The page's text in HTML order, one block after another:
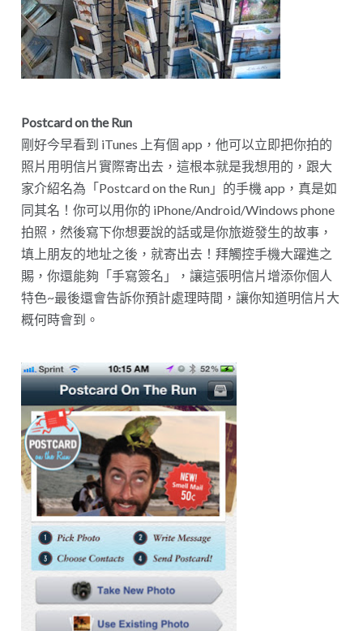
Postcard on the Run
剛好今早看到 iTunes 上有個 app，他可以立即把你拍的
照片用明信片實際寄出去，這根本就是我想用的，跟大
家介紹名為「Postcard on the Run」的手機 app，真是如
同其名！你可以用你的 iPhone/Android/Windows phone
拍照，然後寫下你想要說的話或是你旅遊發生的故事，
填上朋友的地址之後，就寄出去！拜觸控手機大躍進之
賜，你還能夠「手寫簽名」，讓這張明信片增添你個人
特色~最後還會告訴你預計處理時間，讓你知道明信片大
概何時會到。